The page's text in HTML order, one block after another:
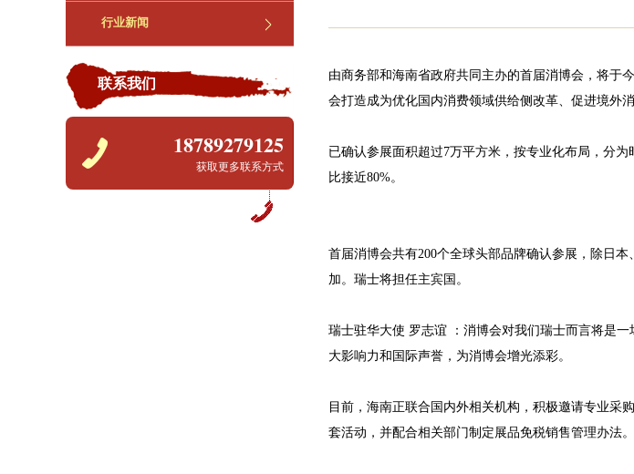
1 2 3
行业新闻
联系我们
18789279125
获取更多联系方式
由商务部和海南省政府共同主办的首届消博会，将于
会打造成为优化国内消费领域供给侧改革、促进境外
已确认参展面积超过7万平方米，按专业化布局，分
比接近80%。
首届消博会共有200个全球头部品牌确认参展，除日
加。瑞士将担任主宾国。
瑞士驻华大使 罗志谊 ：消博会对我们瑞士而言将是
大影响力和国际声誉，为消博会增光添彩。
目前，海南正联合国内外相关机构，积极邀请专业采
套活动，并配合相关部门制定展品免税销售管理办法